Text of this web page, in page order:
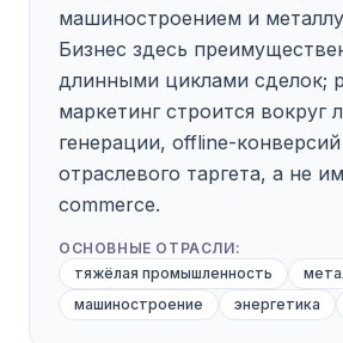
машиностроением и
Бизнес здесь
длинными циклами сделок;
маркетинг строится вокруг
генерации, offline-
отраслевого таргета, а не
commerce.
ОСНОВНЫЕ ОТРАСЛИ:
тяжёлая промышленность
машиностроение
энергетика